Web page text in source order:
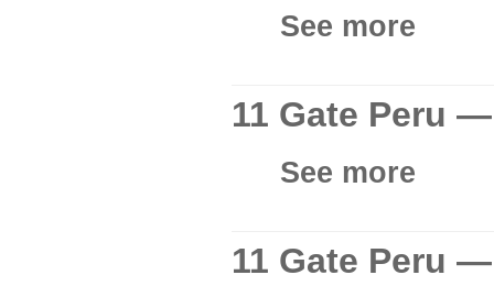
See more
11 Gate Peru
See more
11 Gate Peru